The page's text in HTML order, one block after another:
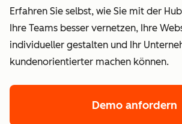
Erfahren Sie selbst, wie Sie mit der
Ihre Teams besser vernetzen, Ihre
individueller gestalten und Ihr
kundenorientierter machen können.
Demo anfordern